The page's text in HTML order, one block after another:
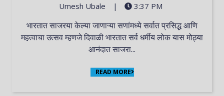
Umesh Ubale
| 3:37 PM
भारतात साजरया केल्या जाणाऱ्या सणांमध्ये सर्वात प्रसिद्ध आणि
महत्वाचा उत्सव म्हणजे दिवाळी भारतात सर्व धर्मीय लोक यास मोठ्या
आनंदात साजरा...
READ MORE